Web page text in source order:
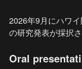
2026年9月にハワ
の研究発表が採択
Oral